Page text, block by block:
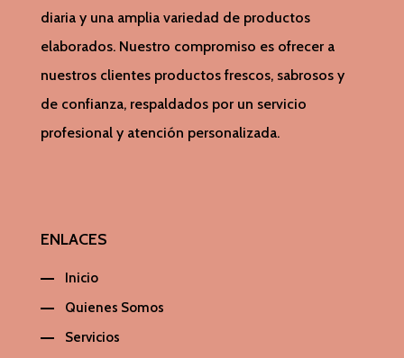
diaria y una amplia variedad de productos
elaborados. Nuestro compromiso es ofrecer a
nuestros clientes productos frescos, sabrosos y
de confianza, respaldados por un servicio
profesional y atención personalizada.
ENLACES
Inicio
Quienes Somos
Servicios